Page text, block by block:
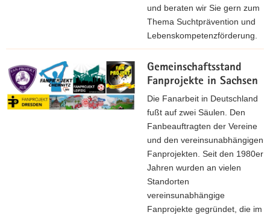
und beraten wir Sie gern zum
Thema Suchtprävention und
Lebenskompetenzförderung.
Gemeinschaftsstand
Fanprojekte in Sachsen
Die Fanarbeit in Deutschland
fußt auf zwei Säulen. Den
Fanbeauftragten der Vereine
und den vereinsunabhängigen
Fanprojekten. Seit den 1980er
Jahren wurden an vielen
Standorten
vereinsunabhängige
Fanprojekte gegründet, die im